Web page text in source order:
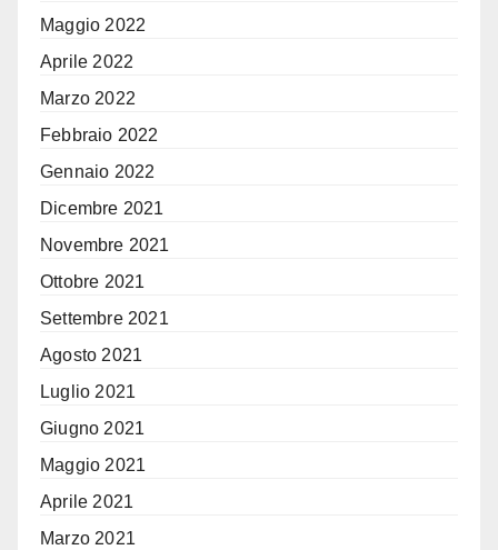
Maggio 2022
Aprile 2022
Marzo 2022
Febbraio 2022
Gennaio 2022
Dicembre 2021
Novembre 2021
Ottobre 2021
Settembre 2021
Agosto 2021
Luglio 2021
Giugno 2021
Maggio 2021
Aprile 2021
Marzo 2021